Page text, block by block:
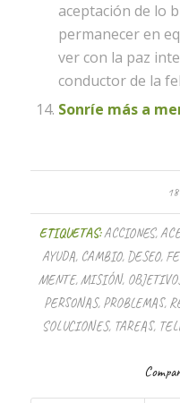
aceptación de lo
permanecer en
ver con la paz
conductor de la
Sonríe más a
ETIQUETAS:ACCIONES,
AYUDA, CAMBIO, DESEO,
MENTE,MISIÓN,
PERSONAS, PROBLEMAS,
SOLUCIONES, TAREAS,